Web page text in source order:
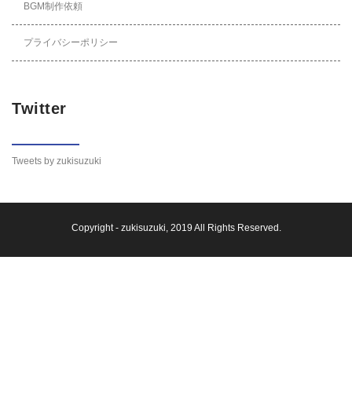
BGM制作依頼
プライバシーポリシー
Twitter
Tweets by zukisuzuki
Copyright - zukisuzuki, 2019 All Rights Reserved.